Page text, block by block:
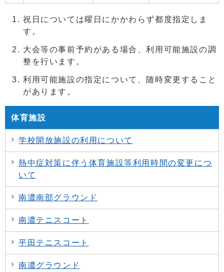
祝日については曜日にかかわらず都度指定しま
す。
大会等の事前予約がある場合、利用可能施設の調
整を行います。
利用可能施設の指定について、随時変更すること
があります。
体育施設
学校開放施設の利用について
熱中症対策に伴う体育施設等利用時間の変更につ
いて
南濃南部グラウンド
南濃テニスコート
平田テニスコート
南濃グラウンド